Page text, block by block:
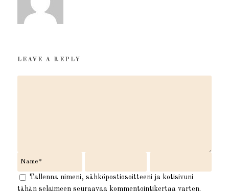
LEAVE A REPLY
Tallenna nimeni, sähköpostiosoitteeni ja kotisivuni
tähän selaimeen seuraavaa kommentointikertaa varten.